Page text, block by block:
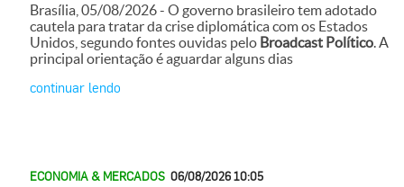
Brasília, 05/08/2026 - O governo brasileiro tem adotado
cautela para tratar da crise diplomática com os Estados
Unidos, segundo fontes ouvidas pelo Broadcast Político . A
principal orientação é aguardar alguns dias
continuar lendo
ECONOMIA & MERCADOS 06/08/2026 10:05